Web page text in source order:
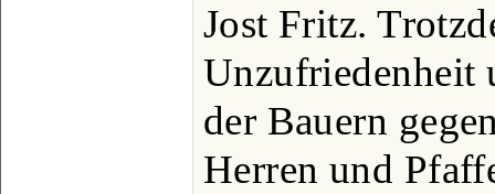
Jost Fritz.
Unzufriedenheit
der Bauern
Herren und